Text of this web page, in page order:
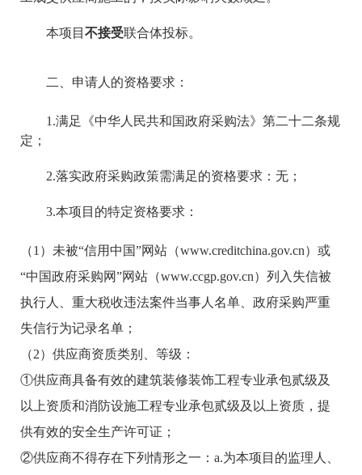
本项目 不接受联合体投标。
二、申请人的资格要求：
1.满足《中华人民共和国政府采购法》第二十二条规
定；
2.落实政府采购政策需满足的资格要求：无；
3.本项目的特定资格要求：
（1）未被“信用中国”网站（www.creditchina.gov.cn）或
“中国政府采购网”网站（www.ccgp.gov.cn）列入失信被
执行人、重大税收违法案件当事人名单、政府采购严重
失信行为记录名单；
（2）供应商资质类别、等级：
①供应商具备有效的建筑装修装饰工程专业承包贰级及
以上资质和消防设施工程专业承包贰级及以上资质，提
供有效的安全生产许可证；
②供应商不得存在下列情形之一：a.为本项目的监理人、